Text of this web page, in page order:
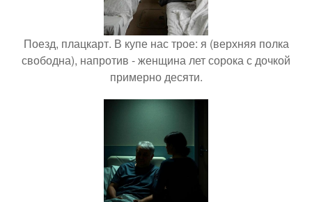
Поезд, плацкарт. В купе нас трое: я (верхняя полка
свободна), напротив - женщина лет сорока с дочкой
примерно десяти.